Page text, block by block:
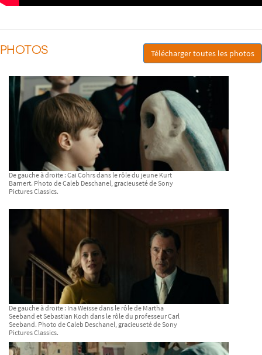
PHOTOS Télécharger toutes les photos
De gauche à droite : Cai Cohrs dans le rôle du jeune Kurt
Barnert. Photo de Caleb Deschanel, gracieuseté de Sony
Pictures Classics.
De gauche à droite : Ina Weisse dans le rôle de Martha
Seeband et Sebastian Koch dans le rôle du professeur Carl
Seeband. Photo de Caleb Deschanel, gracieuseté de Sony
Pictures Classics.